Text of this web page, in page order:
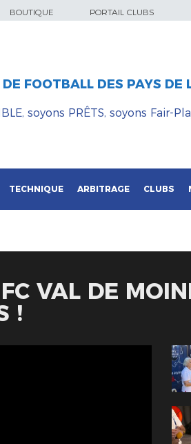
BOUTIQUE PORTAIL CLUBS
DE FOOTBALL DES PAYS DE
soyons PRÊTS, soyons Fair-
TECHNIQUE ARBITRAGE CLUBS
VAL DE
!